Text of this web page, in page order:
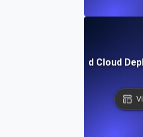
Testing for Hybrid Cloud